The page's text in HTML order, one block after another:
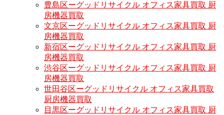
豊島区ーグッドリサイクル オフィス家具買取 厨
房機器買取
文京区ーグッドリサイクル オフィス家具買取 厨
房機器買取
新宿区ーグッドリサイクル オフィス家具買取 厨
房機器買取
渋谷区ーグッドリサイクル オフィス家具買取 厨
房機器買取
世田谷区ーグッドリサイクル オフィス家具買取
厨房機器買取
目黒区ーグッドリサイクル オフィス家具買取 厨